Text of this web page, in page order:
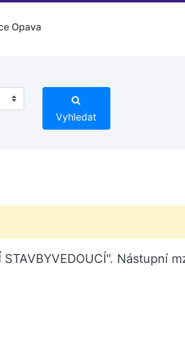
Opava
Vyhledat
Nástupní